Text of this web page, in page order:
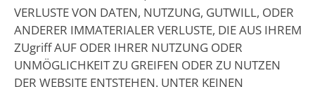
VERLUSTE VON DATEN, NUTZUNG, GUTWILL, ODER
ANDERER IMMATERIALER VERLUSTE, DIE AUS IHREM
ZUgriff AUF ODER IHRER NUTZUNG ODER
UNMÖGLICHKEIT ZU GREIFEN ODER ZU NUTZEN
DER WEBSITE ENTSTEHEN. UNTER KEINEN